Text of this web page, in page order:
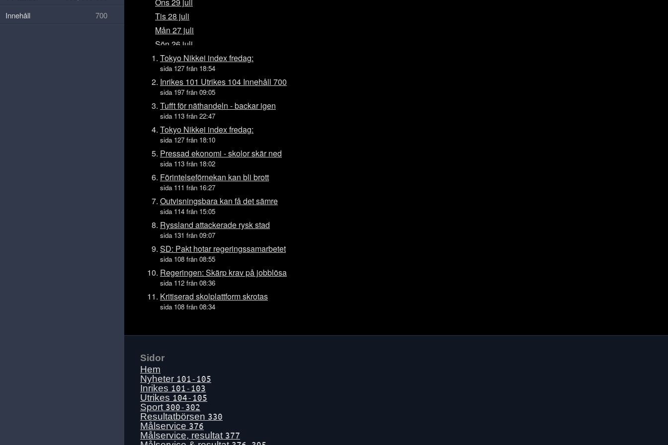
Ons 29 juli
Tis 28 juli
Mån 27 juli
Sön 26 juli
Lör 25 juli
Fre 24 juli
Tors 23 juli
Tis 21 juli
Mån 20 juli
Sön 19 juli
Lör 18 juli
Fre 17 juli
Tors 16 juli
Ons 15 juli
Tis 14 juli
Mån 13 juli
Sön 12 juli
Lör 11 juli
Tors 9 juli
Ons 8 juli
Tis 7 juli
Sön 5 juli
Fre 3 juli
Tors 2 juli
Ons 1 juli
Tis 30 juni
Mån 29 juni
Sön 28 juni
Tokyo Nikkei index fredag:
sida 127 från 18:54
Inrikes 101 Utrikes 104 Innehåll 700
sida 197 från 09:05
Tufft för näthandeln - backar igen
sida 113 från 22:47
Tokyo Nikkei index fredag:
sida 127 från 18:10
Pressad ekonomi - skolor skär ned
sida 113 från 18:02
Förintelseförnekan kan bli brott
sida 111 från 16:27
Outvisningsbara kan få det sämre
sida 114 från 15:05
Ryssland attackerade rysk stad
sida 131 från 09:07
SD: Pakt hotar regeringssamarbetet
sida 108 från 08:55
Regeringen: Skärp krav på jobblösa
sida 112 från 08:36
Kritiserad skolplattform skrotas
sida 108 från 08:34
Sidor
Hem
Nyheter 101-105
Inrikes 101-103
Utrikes 104-105
Sport 300-302
Resultatbörsen 330
Målservice 376
Målservice, resultat 377
Innehåll
700